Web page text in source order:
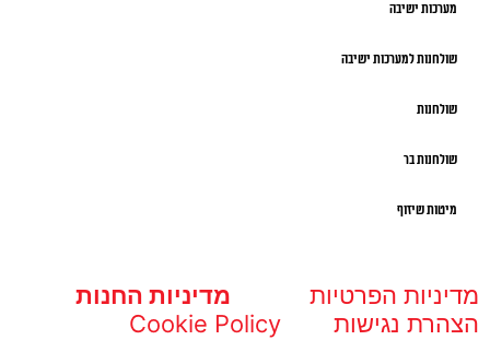
מערכות ישיבה
שולחנות למערכות ישיבה
שולחנות
שולחנות בר
מיטות שיזוף
מדיניות הפרטיות
מדיניות החנות
הצהרת נגישות
Cookie Policy